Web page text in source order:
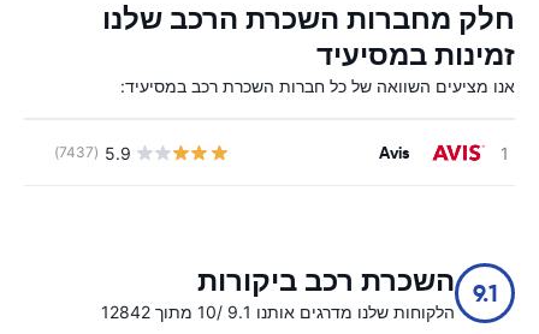
חלק מחברות השכרת הרכב שלנו
זמינות במסיעיד
אנו מציעים השוואה של כל חברות השכרת רכב במסיעיד:
Avis
5.9
(7437)
9.1 השכרת רכב ביקורות
הלקוחות שלנו מדרגים אותנו 9.1 /10 מתוך 12842